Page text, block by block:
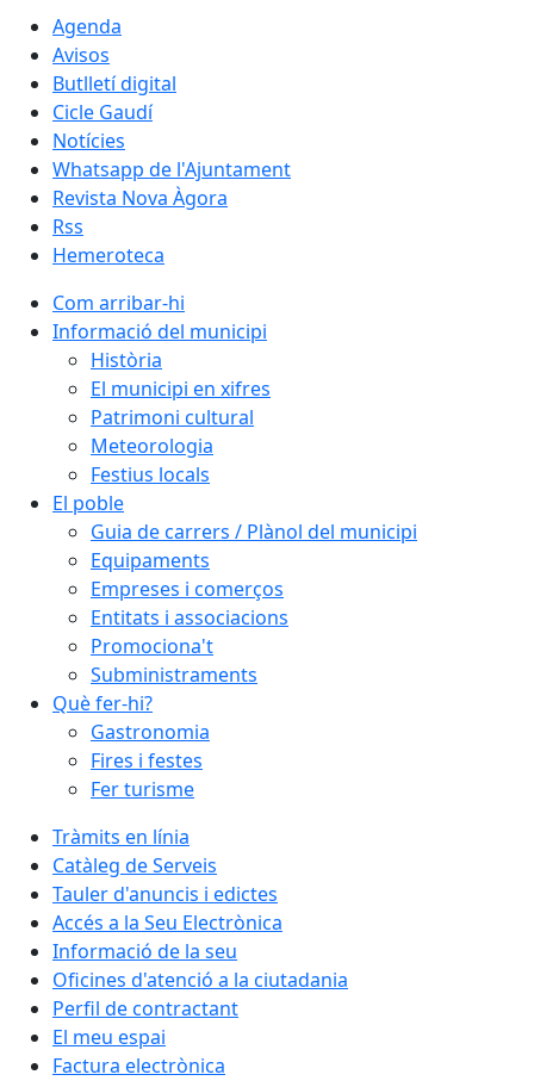
Agenda
Avisos
Butlletí digital
Cicle Gaudí
Notícies
Whatsapp de l'Ajuntament
Revista Nova Àgora
Rss
Hemeroteca
Com arribar-hi
Informació del municipi
Història
El municipi en xifres
Patrimoni cultural
Meteorologia
Festius locals
El poble
Guia de carrers / Plànol del municipi
Equipaments
Empreses i comerços
Entitats i associacions
Promociona't
Subministraments
Què fer-hi?
Gastronomia
Fires i festes
Fer turisme
Tràmits en línia
Catàleg de Serveis
Tauler d'anuncis i edictes
Accés a la Seu Electrònica
Informació de la seu
Oficines d'atenció a la ciutadania
Perfil de contractant
El meu espai
Factura electrònica